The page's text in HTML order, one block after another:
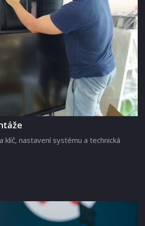
klíč, nastavení systému a technická